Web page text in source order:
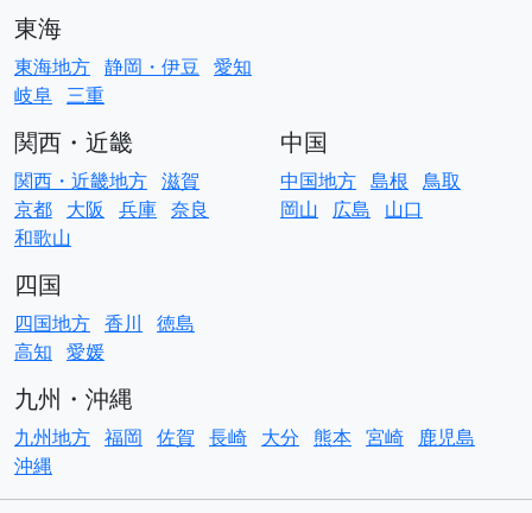
東海
東海地方 静岡・伊豆 愛知
岐阜 三重
関西・近畿
関西・近畿地方 滋賀
京都 大阪 兵庫 奈良
和歌山
中国
中国地方 島根 鳥取
岡山
広島 山口
四国
四国地方 香川
徳島
高知 愛媛
九州・沖縄
九州地方 福岡 佐賀 長崎 大分 熊本 宮崎
鹿児島
沖縄